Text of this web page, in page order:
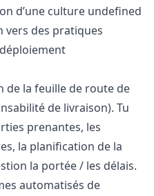
d’une culture undefined
vers des pratiques
de la feuille de route de
de livraison). Tu
prenantes, les
la planification de la
la portée / les délais.
automatisés de